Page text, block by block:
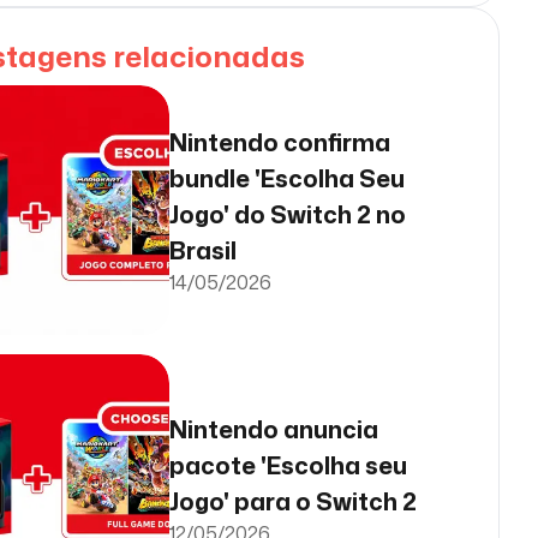
relacionadas
Nintendo confirma
bundle 'Escolha Seu
Jogo' do Switch 2 no
Brasil
14/05/2026
Nintendo anuncia
pacote 'Escolha seu
Jogo' para o Switch 2